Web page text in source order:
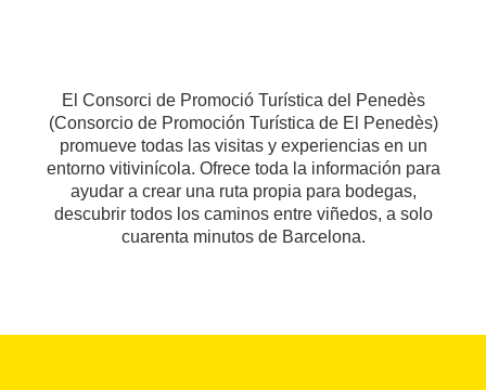
El Consorci de Promoció Turística del Penedès
(Consorcio de Promoción Turística de El Penedès)
promueve todas las visitas y experiencias en un
entorno vitivinícola. Ofrece toda la información para
ayudar a crear una ruta propia para bodegas,
descubrir todos los caminos entre viñedos, a solo
cuarenta minutos de Barcelona.